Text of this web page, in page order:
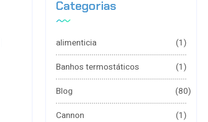
Categorias
alimenticia
(1)
Banhos termostáticos
(1)
Blog
(80)
Cannon
(1)